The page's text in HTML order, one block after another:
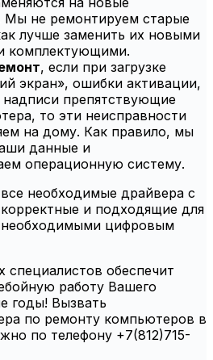
Мы не ремонтируем старые
лучше заменить их новыми
комплектующими.
, если при загрузке
экран», ошибки активации,
препятствующие
то эти неисправности
на дому. Как правило, мы
данные и
операционную систему.
необходимые драйвера с
и подходящие для
необходимыми цифровым
специалистов обеспечит
работу Вашего
годы! Вызвать
по ремонту компьютеров в
по телефону +7(812)715-